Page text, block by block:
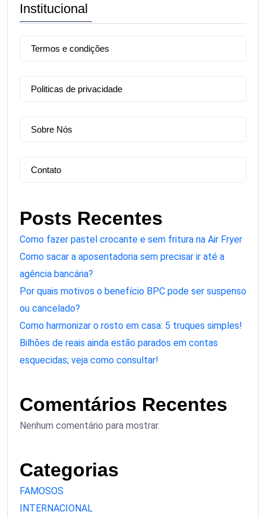
Institucional
Termos e condições
Politicas de privacidade
Sobre Nós
Contato
Posts Recentes
Como fazer pastel crocante e sem fritura na Air Fryer
Como sacar a aposentadoria sem precisar ir até a
agência bancária?
Por quais motivos o benefício BPC pode ser suspenso
ou cancelado?
Como harmonizar o rosto em casa: 5 truques simples!
Bilhões de reais ainda estão parados em contas
esquecidas; veja como consultar!
Comentários Recentes
Nenhum comentário para mostrar.
Categorias
FAMOSOS
INTERNACIONAL